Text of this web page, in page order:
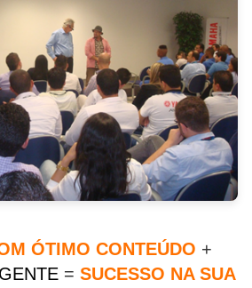
ÓTIMO CONTEÚDO +
= SUCESSO NA SUA